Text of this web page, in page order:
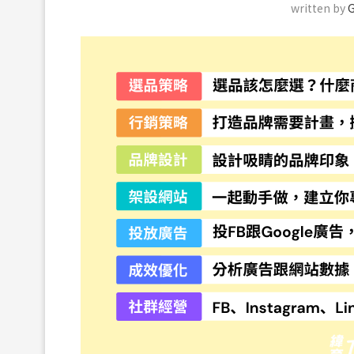
written by